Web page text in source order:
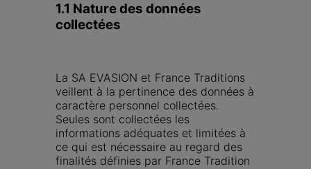
1.1 Nature des données
collectées
La SA EVASION et France Traditions
veillent à la pertinence des données à
caractère personnel collectées.
Seules sont collectées les
informations adéquates et limitées à
ce qui est nécessaire au regard des
finalités définies par France Tradition